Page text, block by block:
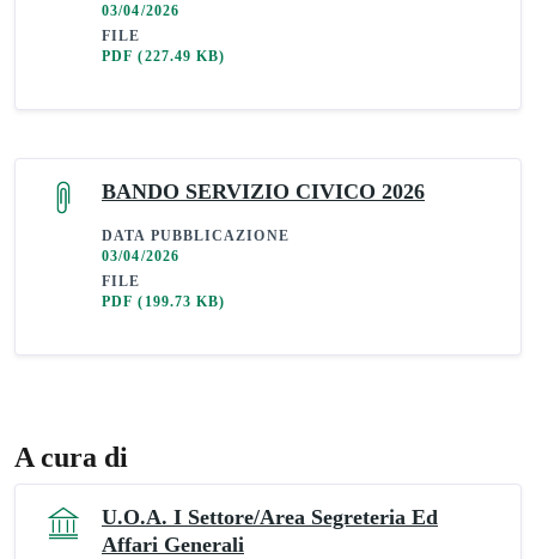
03/04/2026
FILE
PDF(227.49 KB)
BANDO SERVIZIO CIVICO 2026
DATA PUBBLICAZIONE
03/04/2026
FILE
PDF(199.73 KB)
A cura di
U.O.A. I Settore/Area Segreteria Ed
Affari Generali